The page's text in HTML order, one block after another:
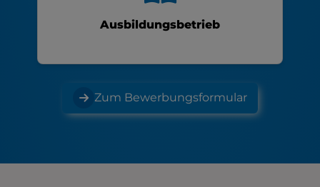
Ausbildungsbetrieb
Zum Bewerbungsformular